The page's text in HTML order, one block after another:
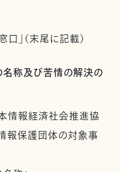
」（末尾に記載）
称及び苦情の解決の
情報経済社会推進協
報保護団体の対象事